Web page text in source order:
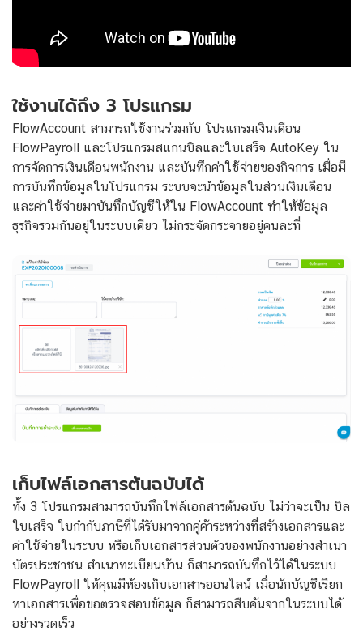
ใช้งานได้ถึง 3 โปรแกรม
FlowAccount สามารถใช้งานร่วมกับ โปรแกรมเงินเดือน
FlowPayroll และโปรแกรมสแกนบิลและใบเสร็จ AutoKey ใน
การจัดการเงินเดือนพนักงาน และบันทึกค่าใช้จ่ายของกิจการ เมื่อมี
การบันทึกข้อมูลในโปรแกรม ระบบจะนำข้อมูลในส่วนเงินเดือน
และค่าใช้จ่ายมาบันทึกบัญชีให้ใน FlowAccount ทำให้ข้อมูล
ธุรกิจรวมกันอยู่ในระบบเดียว ไม่กระจัดกระจายอยู่คนละที่
เก็บไฟล์เอกสารต้นฉบับได้
ทั้ง 3 โปรแกรมสามารถบันทึกไฟล์เอกสารต้นฉบับ ไม่ว่าจะเป็น บิล
ใบเสร็จ ใบกำกับภาษีที่ได้รับมาจากคู่ค้าระหว่างที่สร้างเอกสารและ
ค่าใช้จ่ายในระบบ หรือเก็บเอกสารส่วนตัวของพนักงานอย่างสำเนา
บัตรประชาชน สำเนาทะเบียนบ้าน ก็สามารถบันทึกไว้ได้ในระบบ
FlowPayroll ให้คุณมีห้องเก็บเอกสารออนไลน์ เมื่อนักบัญชีเรียก
หาเอกสารเพื่อขอตรวจสอบข้อมูล ก็สามารถสืบค้นจากในระบบได้
อย่างรวดเร็ว